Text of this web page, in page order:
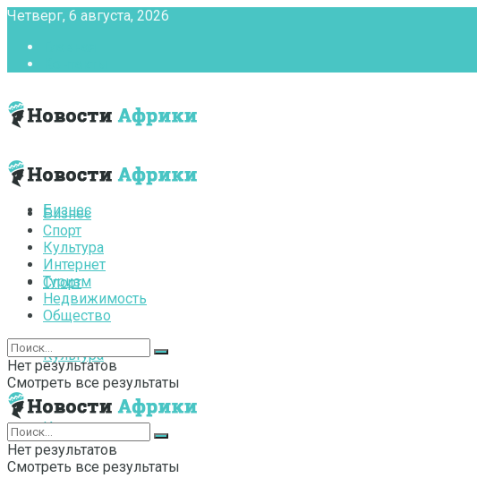
Четверг, 6 августа, 2026
Бизнес
Спорт
Культура
Интернет
Бизнес
Спорт
Культура
Интернет
Туризм
Недвижимость
Общество
Нет результатов
Смотреть все результаты
Нет результатов
Смотреть все результаты